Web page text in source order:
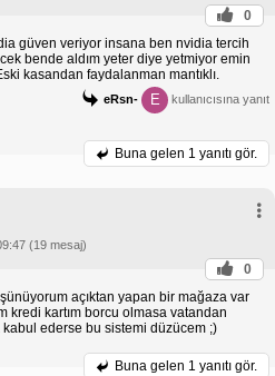
0
güven veriyor insana ben nvidia tercih
bende aldım yeter diye yetmiyor emin
kasandan faydalanman mantıklı.
eRsn- E kullanıcısına yanıt
Buna gelen 1 yanıtı gör.
(19 mesaj)
0
açıktan yapan bir mağaza var
kredi kartım borcu olmasa vatandan
ederse bu sistemi düzücem ;)
Buna gelen 1 yanıtı gör.